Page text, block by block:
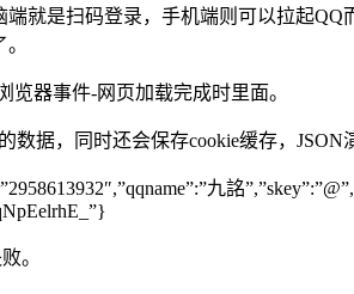
就是扫码登录，手机端则可以拉起
览器事件-网页加载完成时里面。
数据，同时还会保存cookie缓存，JSON
九詺
。